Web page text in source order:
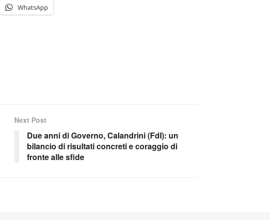
WhatsApp
Next Post
Due anni di Governo, Calandrini (FdI): un
bilancio di risultati concreti e coraggio di
fronte alle sfide